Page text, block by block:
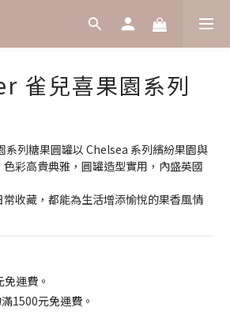
雀兒喜果園系列
列糖果圓罐以 Chelsea 系列繽紛果園與
彩高貴典雅，圓罐造型實用，內盛英國
收藏，都能為生活增添愉悅的果香風情
運費。
1500元免運費。